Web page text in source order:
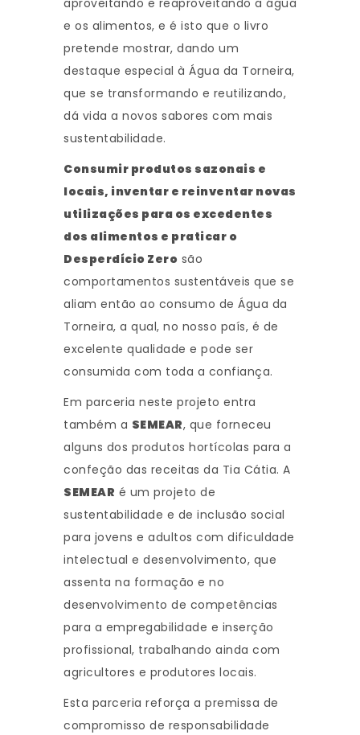
aproveitando e reaproveitando a água
e os alimentos, e é isto que o livro
pretende mostrar, dando um
destaque especial à Água da Torneira,
que se transformando e reutilizando,
dá vida a novos sabores com mais
sustentabilidade.
Consumir produtos sazonais e
locais, inventar e reinventar novas
utilizações para os excedentes
dos alimentos e praticar o
Desperdício Zero são
comportamentos sustentáveis que se
aliam então ao consumo de Água da
Torneira, a qual, no nosso país, é de
excelente qualidade e pode ser
consumida com toda a confiança.
Em parceria neste projeto entra
também a SEMEAR, que forneceu
alguns dos produtos hortícolas para a
confeção das receitas da Tia Cátia. A
SEMEAR é um projeto de
sustentabilidade e de inclusão social
para jovens e adultos com dificuldade
intelectual e desenvolvimento, que
assenta na formação e no
desenvolvimento de competências
para a empregabilidade e inserção
profissional, trabalhando ainda com
agricultores e produtores locais.
Esta parceria reforça a premissa de
compromisso de responsabilidade